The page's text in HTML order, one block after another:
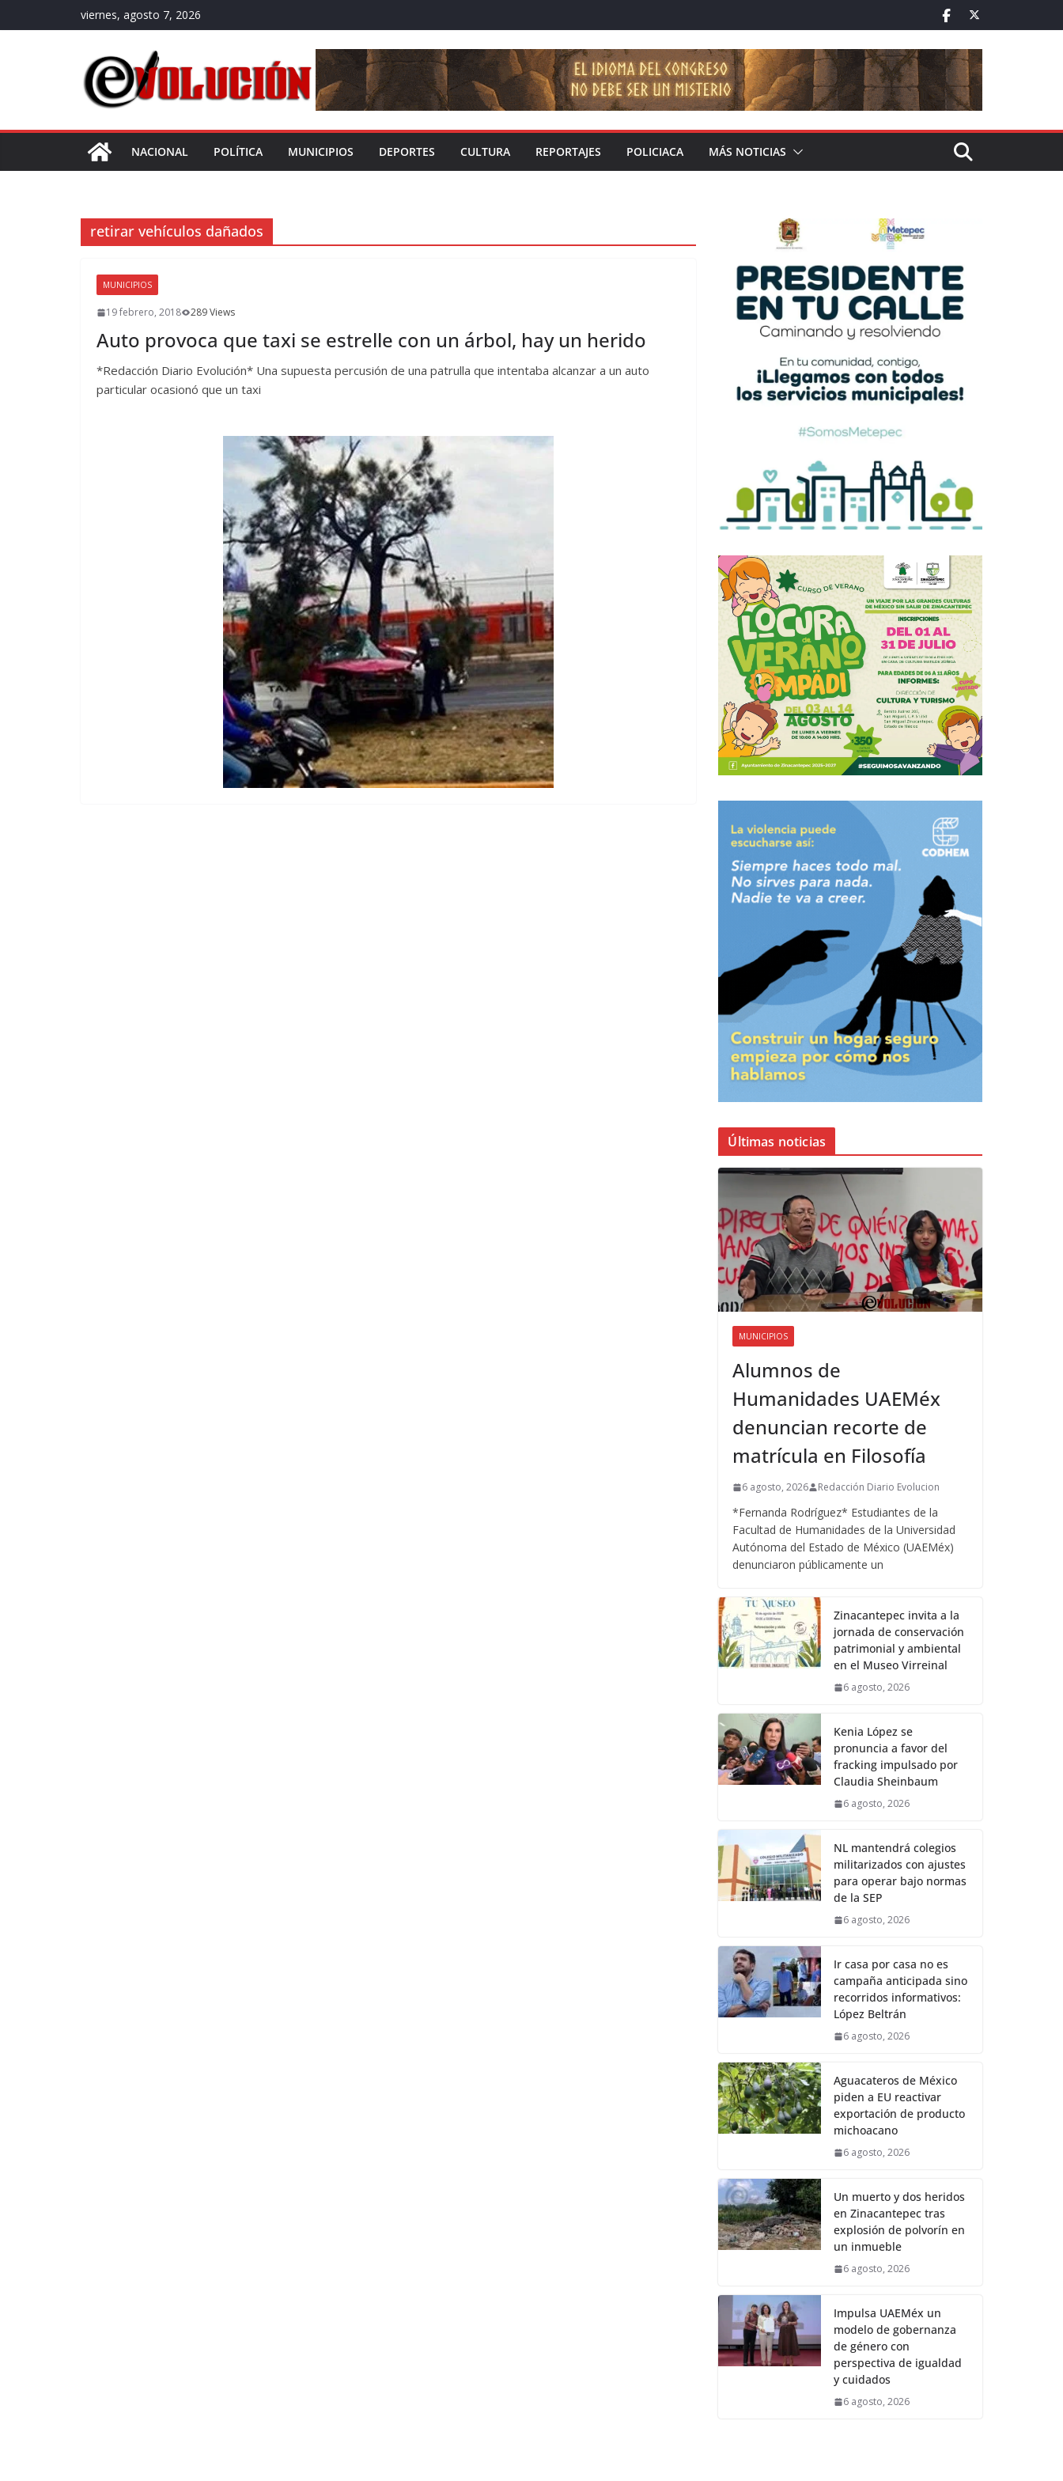
al
viernes, agosto 7, 2026
NACIONAL POLÍTICA MUNICIPIOS DEPORTES CULTURA REPORTAJES POLICIACA MÁS NOTICIAS
retirar vehículos dañados
MUNICIPIOS
19 febrero, 2018 289 Views
Auto provoca que taxi se estrelle con un árbol, hay un herido
*Redacción Diario Evolución* Una supuesta percusión de una patrulla que intentaba alcanzar a un auto
particular ocasionó que un taxi
Últimas noticias
MUNICIPIOS
Alumnos de
Humanidades UAEMéx
denuncian recorte de
matrícula en Filosofía
6 agosto, 2026 Redacción Diario Evolucion
*Fernanda Rodríguez* Estudiantes de la
Facultad de Humanidades de la Universidad
Autónoma del Estado de México (UAEMéx)
denunciaron públicamente un
Zinacantepec invita a la
jornada de conservación
patrimonial y ambiental
en el Museo Virreinal
6 agosto, 2026
Kenia López se
pronuncia a favor del
fracking impulsado por
Claudia Sheinbaum
6 agosto, 2026
NL mantendrá colegios
militarizados con ajustes
para operar bajo normas
de la SEP
6 agosto, 2026
Ir casa por casa no es
campaña anticipada sino
recorridos informativos:
López Beltrán
6 agosto, 2026
Aguacateros de México
piden a EU reactivar
exportación de producto
michoacano
6 agosto, 2026
Un muerto y dos heridos
en Zinacantepec tras
explosión de polvorín en
un inmueble
6 agosto, 2026
Impulsa UAEMéx un
modelo de gobernanza
de género con
perspectiva de igualdad
y cuidados
6 agosto, 2026